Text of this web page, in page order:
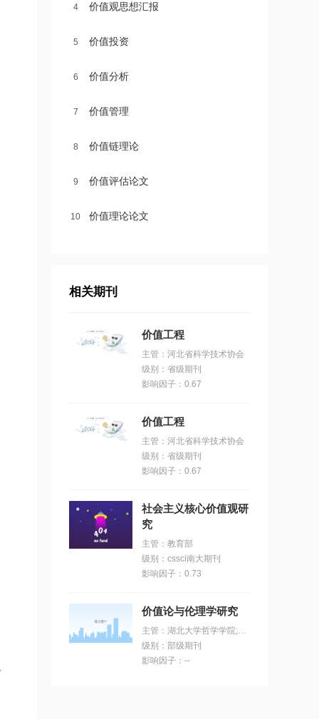
4 价值观思想汇报
5 价值投资
6 价值分析
7 价值管理
8 价值链理论
9 价值评估论文
10 价值理论论文
相关期刊
价值工程
主管：河北省科学技术协会
级别：省级期刊
影响因子：0.67
价值工程
主管：河北省科学技术协会
级别：省级期刊
影响因子：0.67
社会主义核心价值观研
究
主管：教育部
级别：cssci南大期刊
影响因子：0.73
价值论与伦理学研究
主管：湖北大学哲学学院;中华文化发展湖北省协同创新中心;国际价值研究学会（isvi）
级别：部级期刊
影响因子：--